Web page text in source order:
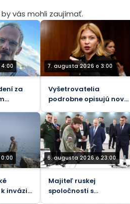
vás mohli zaujímať.
za
7. augusta 2026 o 3:00
Vyšetrovatelia
podrobne opisujú nové
voči bývalej ukrajinskej
veľvyslankyni v USA
invázii
6. augusta 2026 o 23:00
Majiteľ ruskej
spoločnosti s